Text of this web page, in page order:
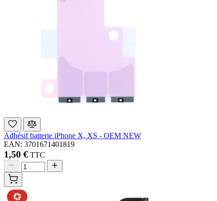
Adhésif batterie iPhone X, XS - OEM NEW
EAN: 3701671401819
1,50 € TTC